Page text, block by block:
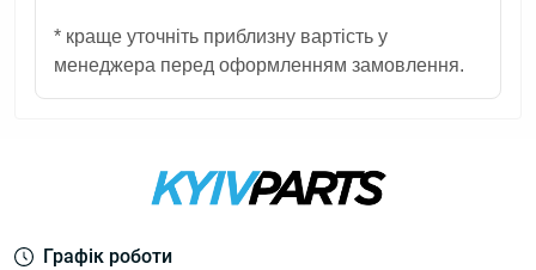
* краще уточніть приблизну вартість у
менеджера перед оформленням замовлення.
Графік роботи